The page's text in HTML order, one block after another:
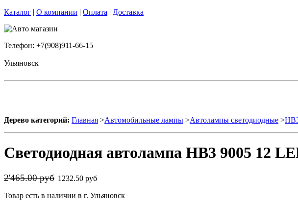
Каталог | О компании | Оплата | Доставка
Телефон: +7(908)911-66-15
Ульяновск
Дерево категорий: Главная >Автомобильные лампы >Автолампы светодиодные >
Светодиодная автолампа HB3 9005 12
2'465.00 руб 1232.50 руб
Товар есть в наличии в г. Ульяновск